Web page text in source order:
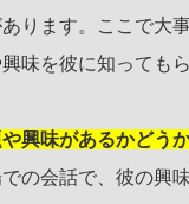
ります。ここで大
味を彼に知っても
興味があるかどう
の会話で、彼の興